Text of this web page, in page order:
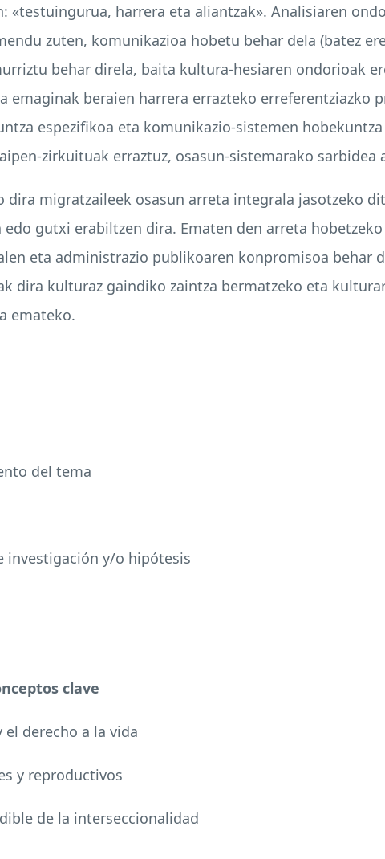
«testuingurua, harrera eta aliantzak». Analisiaren
zuten, komunikazioa hobetu behar dela (batez
behar direla, baita kultura-hesiaren ondorioak
emaginak beraien harrera errazteko erreferentziazko
espezifikoa eta komunikazio-sistemen
zirkuituak erraztuz, osasun-sistemarako sarbidea
dira migratzaileek osasun arreta integrala jasotzeko
gutxi erabiltzen dira. Ematen den arreta
eta administrazio publikoaren konpromisoa behar
dira kulturaz gaindiko zaintza bermatzeko eta
emateko.
del tema
investigación y/o hipótesis
clave
el derecho a la vida
y reproductivos
de la interseccionalidad